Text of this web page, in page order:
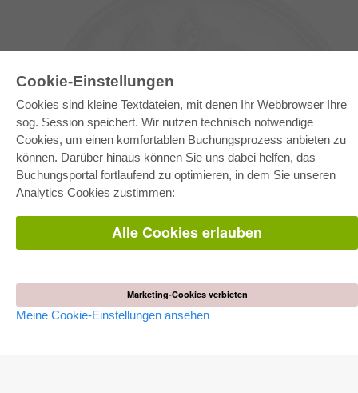
Cookie-Einstellungen
Cookies sind kleine Textdateien, mit denen Ihr Webbrowser Ihre
sog. Session speichert. Wir nutzen technisch notwendige
Cookies, um einen komfortablen Buchungsprozess anbieten zu
können. Darüber hinaus können Sie uns dabei helfen, das
Buchungsportal fortlaufend zu optimieren, in dem Sie unseren
Analytics Cookies zustimmen:
Alle Cookies erlauben
Marketing-Cookies verbieten
Meine Cookie-Einstellungen ansehen
E-COLLECTION
Gesamtpaket
Fachbereichspakete
Bereitstellung von E-Books
Häufig gestellte Fragen (FAQ)
AGB